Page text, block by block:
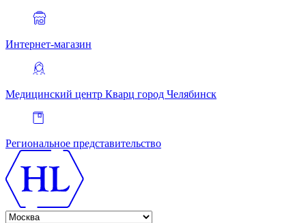
Интернет-магазин
Медицинский центр Кварц город Челябинск
Региональное представительство